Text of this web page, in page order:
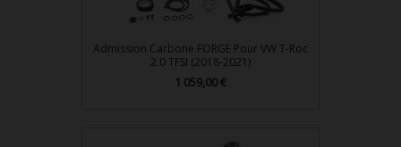
Admission Carbone FORGE Pour VW T-Roc
2.0 TFSI (2018-2021)
Prix
1 059,00 €